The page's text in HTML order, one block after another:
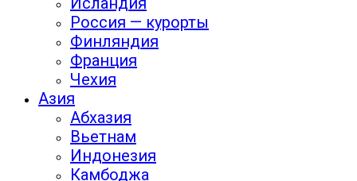
Россия — курорты
Финляндия
Франция
Чехия
Азия
Абхазия
Вьетнам
Индонезия
Камбоджа